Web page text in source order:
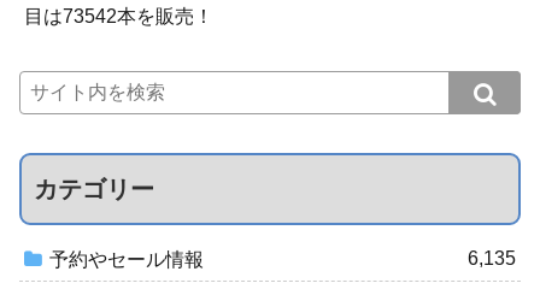
目は73542本を販売！
カテゴリー
予約やセール情報 6,135